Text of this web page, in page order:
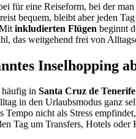
für eine Reiseform, bei der
bequem, bleibt aber jeden
inkludierten Flügen beginnt
das weitgehend frei von
Inselhopping
häufig in Santa Cruz de Tenerife
in den Urlaubsmodus ganz
Tempo nicht als Stress
Tag um Transfers, Hotels